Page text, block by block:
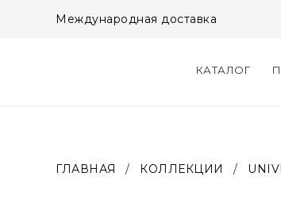
Международная доставка
КАТАЛОГ
ГЛАВНАЯ / КОЛЛЕКЦИИ /